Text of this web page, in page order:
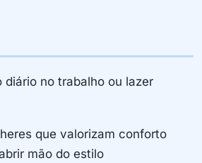
diário no trabalho ou lazer
que valorizam conforto
mão do estilo